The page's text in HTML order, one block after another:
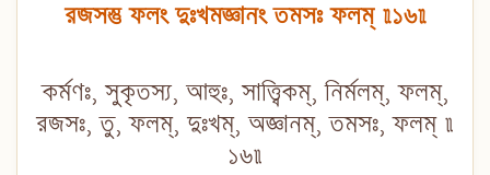
রজসস্তু ফলং দুঃখমজ্ঞানং তমসঃ ফলম্ ॥১৬॥
কর্মণঃ, সুকৃতস্য, আহুঃ, সাত্ত্বিকম্, নির্মলম্, ফলম্,
রজসঃ, তু, ফলম্, দুঃখম্, অজ্ঞানম্, তমসঃ, ফলম্ ॥
১৬॥